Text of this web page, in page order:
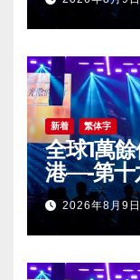
Award
新着 繁体字
全球1萬
港—-第十
暨2026
辦2026年8月9日